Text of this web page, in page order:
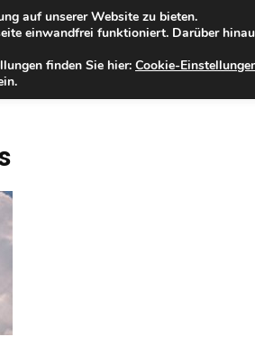
07.08.2026 Zur Internet-Filiale der Förde
IHRE REGION WERTPAPIERE
auf unserer Website zu bieten.
einwandfrei funktioniert. Darüber
finden Sie hier: Cookie-